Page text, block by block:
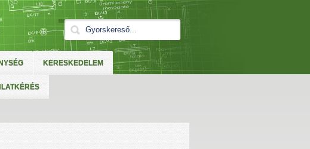
KERESKEDELEM